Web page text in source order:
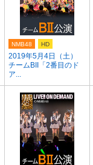
2019年5月4日（土）
チームBII「2番目のド
ア...
NMB48 HD